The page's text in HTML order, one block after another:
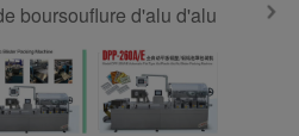
boursouflure d'alu d'alu